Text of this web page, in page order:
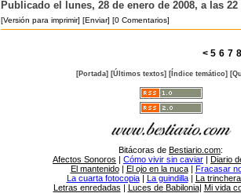
Publicado el lunes, 28 de enero de 2008, a las
[Versión para imprimir] [Enviar] [0 Comentarios]
< 5 6 7 8
[Portada] [Últimos textos] [Índice temático]
Bitácoras de Bestiario.com:
Afectos Sonoros | Cómo vivir sin caviar | Diario
El mantenido| El ojo en la nuca| Fracasar
La cuarta fotocopia| La guindilla| La
Letras enredadas | Luces de Babilonia| Mi vida